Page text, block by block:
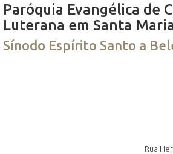
Paróquia Evangélica de
Luterana em Santa
Sínodo Espírito Santo a
Rua